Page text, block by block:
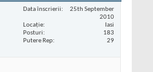
Data înscrierii
25th September
2010
Locaţie
Iasi
Posturi
183
Putere Rep
29